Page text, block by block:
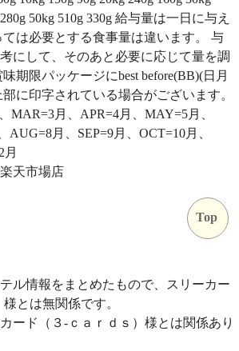
50kg 510g 330g 給与量は一日に与え
は必要とする食事量は違います。 与
にして、そのあと必要に応じて量を調
期限パッケージにbest before(BB)(日月
に印字されている場合がございます。
MAR=3月、APR=4月、MAY=5月、
AUG=8月、SEP=9月、OCT=10月、
月
天市場店
Top
ル情報をまとめたもので、スリーカー
とは無関係です。
ード（３‐ｃａｒｄｓ）様とは関係あり